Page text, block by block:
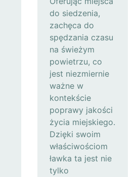
do siedzenia,
zachęca do
spędzania czasu
na świeżym
powietrzu, co
jest niezmiernie
ważne w
kontekście
poprawy jakości
życia miejskiego.
Dzięki swoim
właściwościom
ławka ta jest nie
tylko